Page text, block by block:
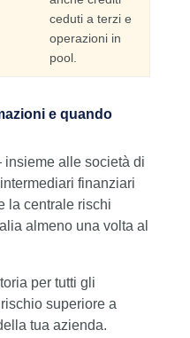
ceduti a terzi e
operazioni in
pool.
e quando
alle società di
finanziari
la centrale rischi
almeno una volta al
per tutti gli
superiore a
tua azienda.